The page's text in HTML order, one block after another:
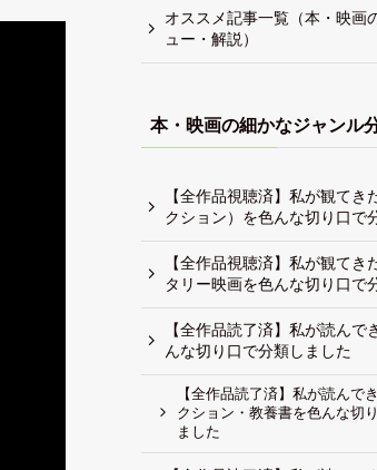
オススメ記事一覧（本・映画
ュー・解説）
本・映画の細かなジャンル
【全作品視聴済】私が観てき
クション）を色んな切り口で
【全作品視聴済】私が観てき
タリー映画を色んな切り口で
【全作品読了済】私が読んで
んな切り口で分類しました
【全作品読了済】私が読んで
クション・教養書を色んな切
ました